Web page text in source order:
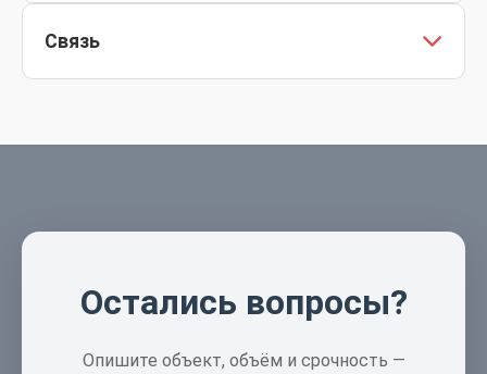
Дератизация и дезинсекция — отдельные
Связь
Остались вопросы?
Опишите объект, объём и срочность —